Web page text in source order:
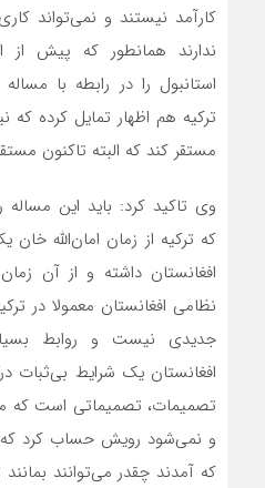
کارآمد نیستند و نمی‌تواند
ندارند همانطور که پیش از
استانبول را در رابطه با مساله
ترکیه هم اظهار تمایل کرده که
مستقر کند که البته تاکنون
وی تاکید کرد: باید این
که ترکیه از زمان امان‌الله
افغانستان داشته و از آن
نظامی افغانستان معمولا در
جدیدی نیست و روابط
افغانستان یک شرایط
تصمیمات، تصمیماتی است که
و نمی‌شود رویش حساب کرد
که آمدند چقدر می‌توانند بمانند